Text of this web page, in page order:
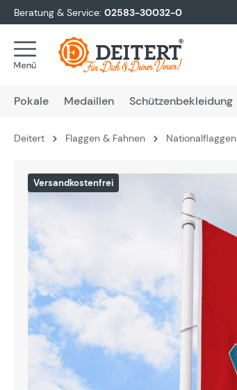
Zur Hauptnavigation springen
Beratung & Service: 02583-30032-0
Pokale Medaillen Schützenbekleidung
Deitert Flaggen & Fahnen Nationalflaggen
Versandkostenfrei